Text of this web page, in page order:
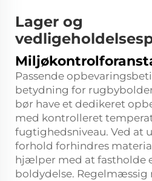
Lager og
Passende
betydning for
bør have et dedikeret
med kontrolleret
fugtighedsniveau. Ved at
forhold forhindres
hjælper med at fastholde
boldydelse.